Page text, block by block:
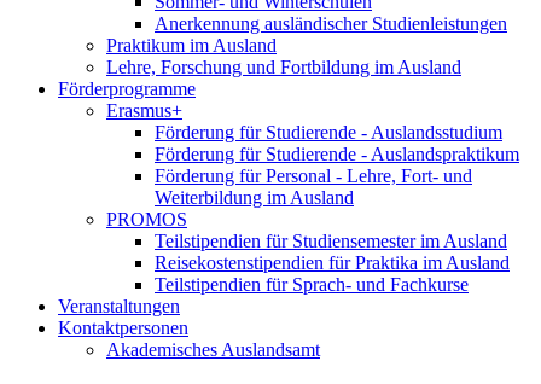
Anerkennung ausländischer Studienleistungen
Praktikum im Ausland
Lehre, Forschung und Fortbildung im Ausland
Förderprogramme
Erasmus+
Förderung für Studierende - Auslandsstudium
Förderung für Studierende - Auslandspraktikum
Förderung für Personal - Lehre, Fort- und
Weiterbildung im Ausland
PROMOS
Teilstipendien für Studiensemester im Ausland
Reisekostenstipendien für Praktika im Ausland
Teilstipendien für Sprach- und Fachkurse
Veranstaltungen
Kontaktpersonen
Akademisches Auslandsamt